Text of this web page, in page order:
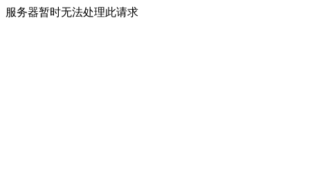
服务器暂时无法处理此请求